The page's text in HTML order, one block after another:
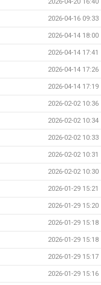
2026-04-16 09:33
2026-04-14 18:00
2026-04-14 17:41
2026-04-14 17:26
2026-04-14 17:19
2026-02-02 10:36
2026-02-02 10:34
2026-02-02 10:33
2026-02-02 10:31
2026-02-02 10:30
2026-01-29 15:21
2026-01-29 15:20
2026-01-29 15:18
2026-01-29 15:18
2026-01-29 15:17
2026-01-29 15:16